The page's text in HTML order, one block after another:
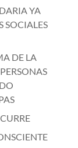
YA
SOCIALES
DE LA